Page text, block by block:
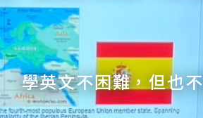
學英文不困難，但也